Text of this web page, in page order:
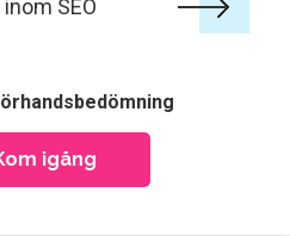
SEO
igång